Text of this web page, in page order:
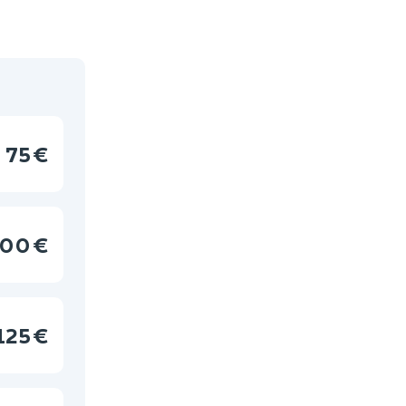
75 €
€
€